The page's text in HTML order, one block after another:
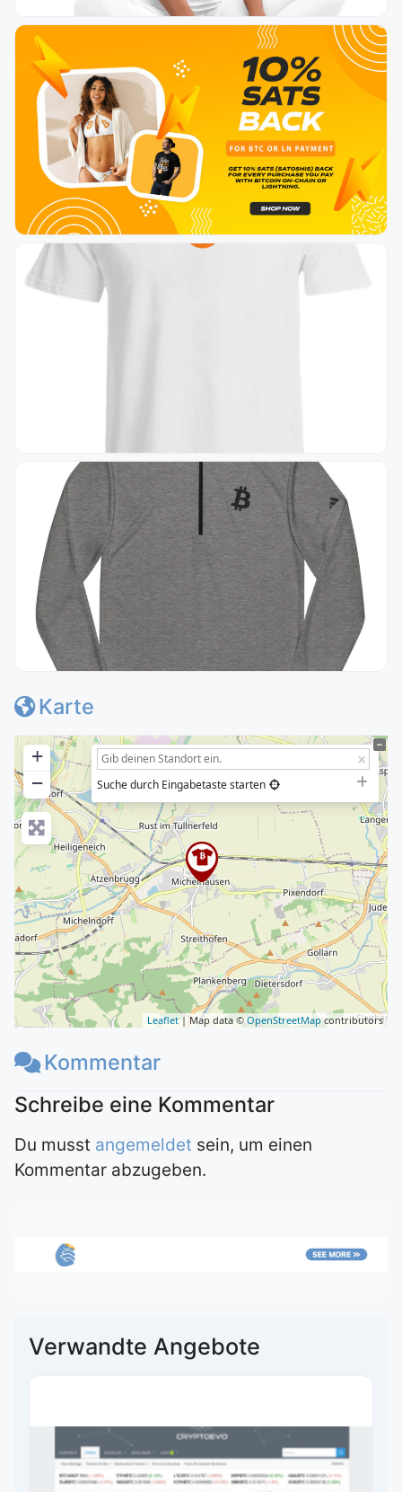
Karte
+
−
Suche durch Eingabetaste starten
Leaflet | Map data © OpenStreetMap contributors
Kommentar
Du musst angemeldet sein, um einen
Kommentar abzugeben.
Verwandte Angebote